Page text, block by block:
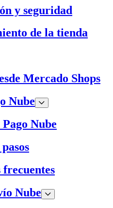
y seguridad
de la tienda
Mercado Shops
Nube
Nube
frecuentes
Nube